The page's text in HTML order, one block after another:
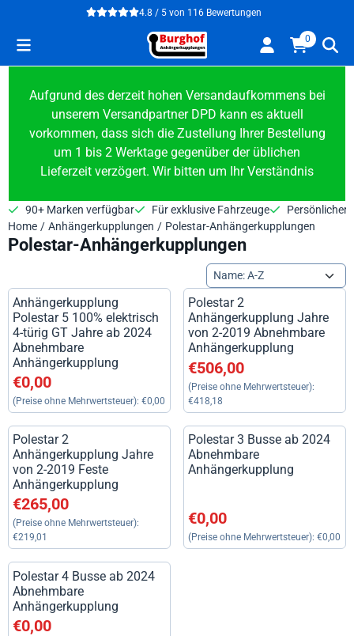
Cookie-Einstellungen verfügbar. Einstellungen wählen oder alle
4.8 / 5 von 116 Bewertungen
0
Aufgrund des derzeit hohen Versandaufkommens bei
unserem Versandpartner DPD kann es aktuell
vorkommen, dass sich die Zustellung Ihrer Bestellung
um 1 bis 2 Werktage gegenüber der üblichen
Lieferzeit verzögert. Wir bitten um Ihr Verständnis
90+ Marken verfügbar Für exklusive Fahrzeuge
Persönlicher
Home / Anhängerkupplungen / Polestar-Anhängerkupplungen
Polestar-Anhängerkupplungen
Sortiermethode
Anhängerkupplung
Polestar 5 100% elektrisch
4-türig GT Jahre ab 2024
Abnehmbare
Anhängerkupplung
Preis: 0,00, ohne MwSt.: 0,00
€0,00
(Preise ohne Mehrwertsteuer): €0,00
Polestar 2
Anhängerkupplung Jahre
von 2-2019 Abnehmbare
Anhängerkupplung
Preis: 506,00, ohne MwSt.:
€506,00
(Preise ohne Mehrwertsteuer):
€418,18
Polestar 2
Anhängerkupplung Jahre
von 2-2019 Feste
Anhängerkupplung
Preis: 265,00, ohne MwSt.: 219,01
€265,00
(Preise ohne Mehrwertsteuer):
€219,01
Polestar 3 Busse ab 2024
Abnehmbare
Anhängerkupplung
Preis: 0,00, ohne MwSt.: 0,00
€0,00
(Preise ohne Mehrwertsteuer): €0,00
Polestar 4 Busse ab 2024
Abnehmbare
Anhängerkupplung
Preis: 0,00, ohne MwSt.: 0,00
€0,00